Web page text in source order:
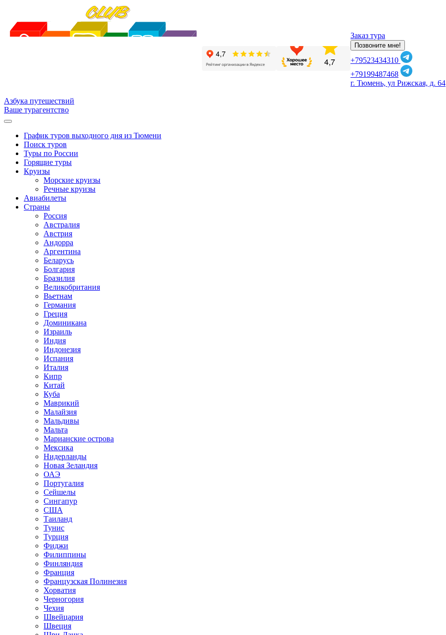
Азбука путешествий
Ваше турагентство
Заказ тура
Позвоните мне!
+79523434310
+79199487468
г. Тюмень, ул Рижская, д. 64
График туров выходного дня из Тюмени
Поиск туров
Туры по России
Горящие туры
Круизы
Морские круизы
Речные круизы
Авиабилеты
Страны
Россия
Австралия
Австрия
Андорра
Аргентина
Беларусь
Болгария
Бразилия
Великобритания
Вьетнам
Германия
Греция
Доминикана
Израиль
Индия
Индонезия
Испания
Италия
Кипр
Китай
Куба
Маврикий
Малайзия
Мальдивы
Мальта
Марианские острова
Мексика
Нидерланды
Новая Зеландия
ОАЭ
Португалия
Сейшелы
Сингапур
США
Таиланд
Тунис
Турция
Фиджи
Филиппины
Финляндия
Франция
Французская Полинезия
Хорватия
Черногория
Чехия
Швейцария
Швеция